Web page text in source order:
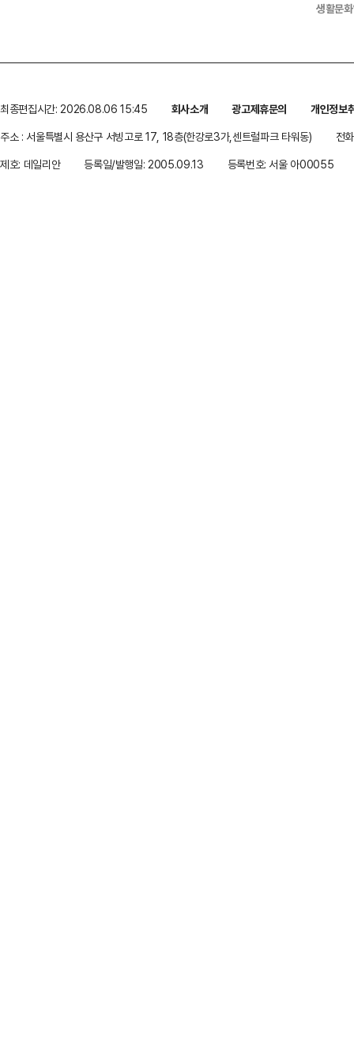
생활문
최종편집시간: 2026.08.06 15:45 회사소개 광고제휴문의
개인정보
주소 : 서울특별시 용산구 서빙고로 17, 18층(한강로3가,센트럴파크 타워동)
전
제호: 데일리안
등록일/발행일: 2005.09.13 등록번호: 서울 아00055